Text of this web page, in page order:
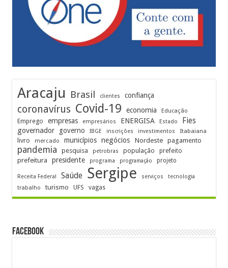
Aracaju Brasil clientes confiança
coronavírus Covid-19 economia Educação
Emprego empresas empresários ENERGISA Estado Fies
governador governo IBGE inscrições investimentos Itabaiana
livro mercado municípios negócios Nordeste pagamento
pandemia pesquisa petrobras população prefeito
prefeitura presidente programa programação projeto
Receita Federal Saúde Sergipe serviços
tecnologia
trabalho
turismo UFS vagas
FACEBOOK